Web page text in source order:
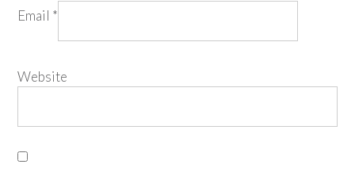
Email *
Website